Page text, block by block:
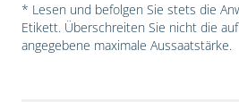
* Lesen und befolgen Sie stets die
Etikett. Überschreiten Sie nicht die
angegebene maximale Aussaatstärke.